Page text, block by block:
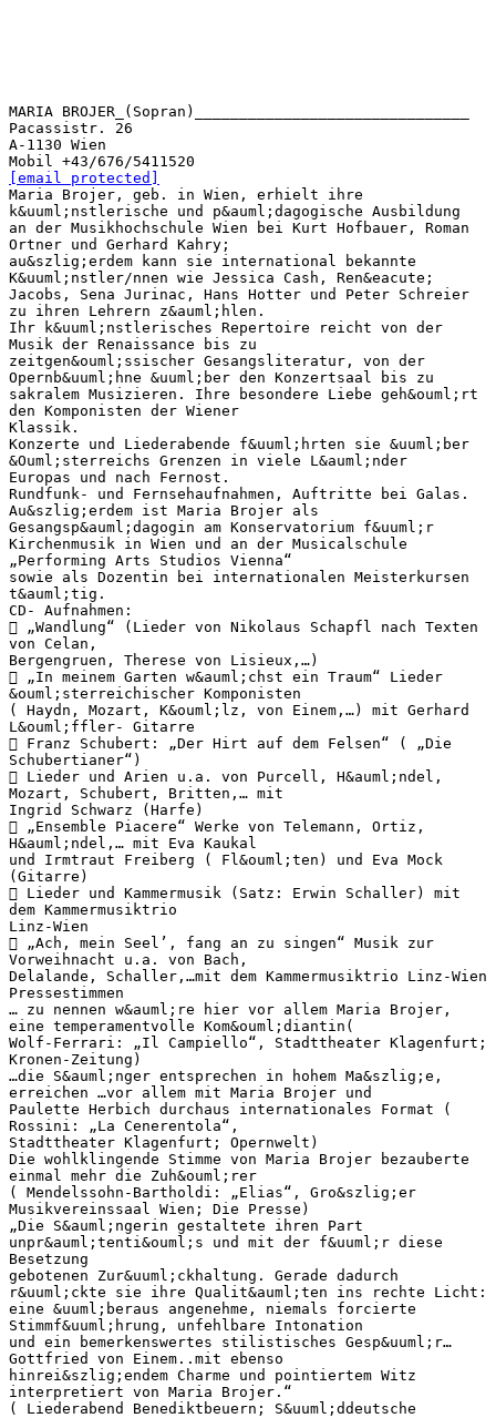
MARIA BROJER_(Sopran)_______________________________
Pacassistr. 26
A-1130 Wien
[email protected]
Maria Brojer, geb. in Wien, erhielt ihre
k&uuml;nstlerische und p&auml;dagogische Ausbildung
an der Musikhochschule Wien bei Kurt Hofbauer, Roman
Ortner und Gerhard Kahry;
au&szlig;erdem kann sie international bekannte
K&uuml;nstler/nnen wie Jessica Cash, Ren&eacute;
Jacobs, Sena Jurinac, Hans Hotter und Peter Schreier
zu ihren Lehrern z&auml;hlen.
Ihr k&uuml;nstlerisches Repertoire reicht von der
Musik der Renaissance bis zu
zeitgen&ouml;ssischer Gesangsliteratur, von der
Opernb&uuml;hne &uuml;ber den Konzertsaal bis zu
sakralem Musizieren. Ihre besondere Liebe geh&ouml;rt
den Komponisten der Wiener
Klassik.
Konzerte und Liederabende f&uuml;hrten sie &uuml;ber
&Ouml;sterreichs Grenzen in viele L&auml;nder
Europas und nach Fernost.
Rundfunk- und Fernsehaufnahmen, Auftritte bei Galas.
Au&szlig;erdem ist Maria Brojer als
Gesangsp&auml;dagogin am Konservatorium f&uuml;r
Kirchenmusik in Wien und an der Musicalschule
„Performing Arts Studios Vienna“
sowie als Dozentin bei internationalen Meisterkursen
t&auml;tig.
CD- Aufnahmen:
 „Wandlung“ (Lieder von Nikolaus Schapfl nach Texten
von Celan,
Bergengruen, Therese von Lisieux,…)
 „In meinem Garten w&auml;chst ein Traum“ Lieder
&ouml;sterreichischer Komponisten
( Haydn, Mozart, K&ouml;lz, von Einem,…) mit Gerhard
L&ouml;ffler- Gitarre
 Franz Schubert: „Der Hirt auf dem Felsen“ ( „Die
Schubertianer“)
 Lieder und Arien u.a. von Purcell, H&auml;ndel,
Mozart, Schubert, Britten,… mit
Ingrid Schwarz (Harfe)
 „Ensemble Piacere“ Werke von Telemann, Ortiz,
H&auml;ndel,… mit Eva Kaukal
und Irmtraut Freiberg ( Fl&ouml;ten) und Eva Mock
(Gitarre)
 Lieder und Kammermusik (Satz: Erwin Schaller) mit
dem Kammermusiktrio
Linz-Wien
 „Ach, mein Seel’, fang an zu singen“ Musik zur
Vorweihnacht u.a. von Bach,
Delalande, Schaller,…mit dem Kammermusiktrio Linz-Wien
Pressestimmen
… zu nennen w&auml;re hier vor allem Maria Brojer,
eine temperamentvolle Kom&ouml;diantin(
Wolf-Ferrari: „Il Campiello“, Stadttheater Klagenfurt;
Kronen-Zeitung)
…die S&auml;nger entsprechen in hohem Ma&szlig;e,
erreichen …vor allem mit Maria Brojer und
Paulette Herbich durchaus internationales Format (
Rossini: „La Cenerentola“,
Stadttheater Klagenfurt; Opernwelt)
Die wohlklingende Stimme von Maria Brojer bezauberte
einmal mehr die Zuh&ouml;rer
( Mendelssohn-Bartholdi: „Elias“, Gro&szlig;er
Musikvereinssaal Wien; Die Presse)
„Die S&auml;ngerin gestaltete ihren Part
unpr&auml;tenti&ouml;s und mit der f&uuml;r diese
Besetzung
gebotenen Zur&uuml;ckhaltung. Gerade dadurch
r&uuml;ckte sie ihre Qualit&auml;ten ins rechte Licht:
eine &uuml;beraus angenehme, niemals forcierte
Stimmf&uuml;hrung, unfehlbare Intonation
und ein bemerkenswertes stilistisches Gesp&uuml;r…
Gottfried von Einem..mit ebenso
hinrei&szlig;endem Charme und pointiertem Witz
interpretiert von Maria Brojer.“
( Liederabend Benediktbeuern; S&uuml;ddeutsche